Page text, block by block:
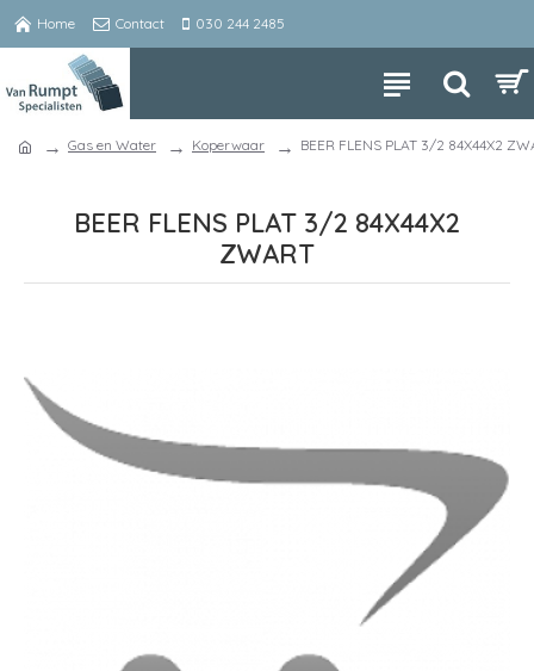
Home Contact 030 244 2485
Gas en Water Koperwaar BEER FLENS PLAT 3/2 84X44X2
BEER FLENS PLAT 3/2 84X44X2
ZWART